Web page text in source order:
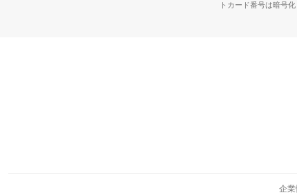
トカード番号は暗号
企業